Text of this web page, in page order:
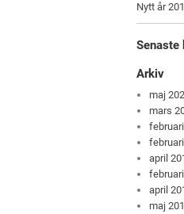
Nytt år
Senaste
Arkiv
maj
mars
april
april
maj